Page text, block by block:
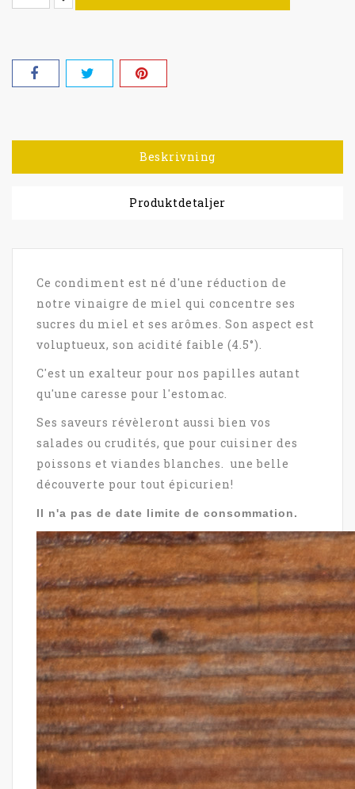
Beskrivning
Produktdetaljer
Ce condiment est né d'une réduction de
notre vinaigre de miel qui concentre ses
sucres du miel et ses arômes. Son aspect est
voluptueux, son acidité faible (4.5°).
C'est un exalteur pour nos papilles autant
qu'une caresse pour l'estomac.
Ses saveurs révèleront aussi bien vos
salades ou crudités, que pour cuisiner des
poissons et viandes blanches. une belle
découverte pour tout épicurien!
Il n'a pas de date limite de consommation.